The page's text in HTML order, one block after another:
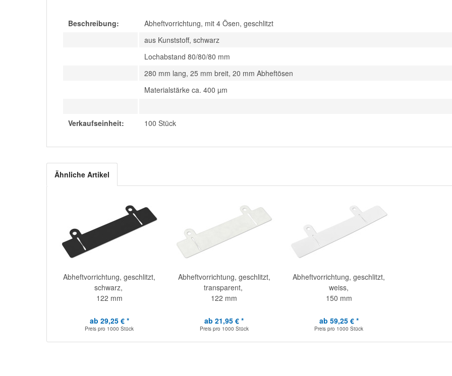
Beschreibung:
Abheftvorrichtung, mit 4 Ösen, geschlitzt
aus Kunststoff, schwarz
Lochabstand 80/80/80 mm
280 mm lang, 25 mm breit, 20 mm Abheftösen
Materialstärke ca. 400 µm
Verkaufseinheit: 100 Stück
Ähnliche Artikel
Abheftvorrichtung, geschlitzt,
schwarz,
122 mm
ab 29,25 € *
Preis pro 1000 Stück
Abheftvorrichtung, geschlitzt,
transparent,
122 mm
ab 21,95 € *
Preis pro 1000 Stück
Abheftvorrichtung, geschlitzt,
weiss,
150 mm
ab 59,25 € *
Preis pro 1000 Stück